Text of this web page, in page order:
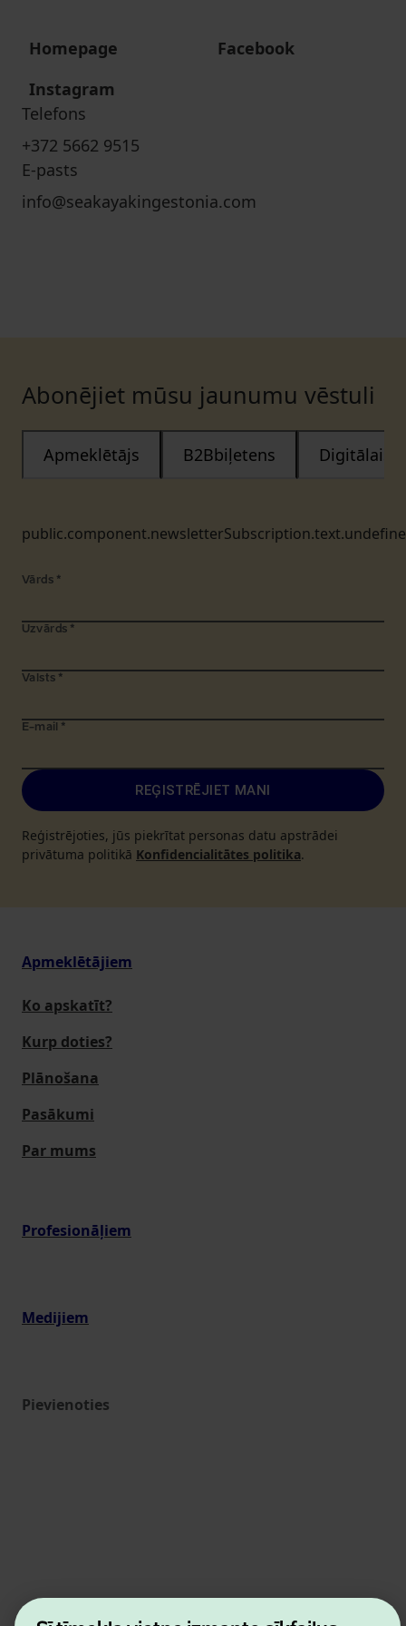
Homepage
Facebook
Instagram
Telefons
+372 5662 9515
E-pasts
info@seakayakingestonia.com
Abonējiet mūsu jaunumu vēstuli
Apmeklētājs B2Bbiļetens Digitālais
Vārds *
Uzvārds *
Valsts *
E-mail *
REĢISTRĒJIET MANI
Reģistrējoties, jūs piekrītat personas datu apstrādei
privātuma politikā Konfidencialitātes politika.
Apmeklētājiem
Ko apskatīt?
Kurp doties?
Plānošana
Pasākumi
Par mums
Profesionāļiem
Medijiem
Pievienoties
Estonian Business and Innovation Agency